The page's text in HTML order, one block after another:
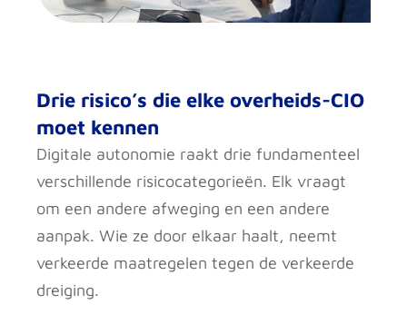
Drie risico’s die elke overheids-CIO
moet kennen
Digitale autonomie raakt drie fundamenteel
verschillende risicocategorieën. Elk vraagt
om een andere afweging en een andere
aanpak. Wie ze door elkaar haalt, neemt
verkeerde maatregelen tegen de verkeerde
dreiging.